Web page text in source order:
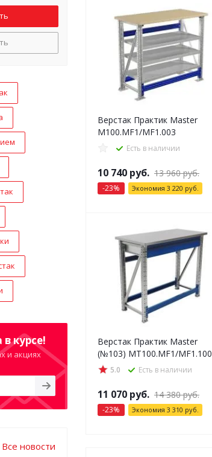
Верстак Практик Master
M100.MF1/MF1.003
Есть в наличии
10 740 руб. 13 960руб.
-23% Экономия 3 220 руб.
Верстак Практик Master
(№103) MT100.MF1/MF1.100
5.0 Есть в наличии
11 070 руб. 14 380руб.
-23% Экономия 3 310 руб.
в курсе!
и акциях
Все новости